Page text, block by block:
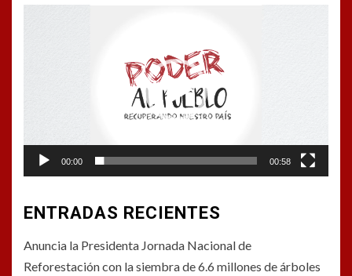
00:00 00:58
ENTRADAS RECIENTES
Anuncia la Presidenta Jornada Nacional de
Reforestación con la siembra de 6.6 millones de árboles